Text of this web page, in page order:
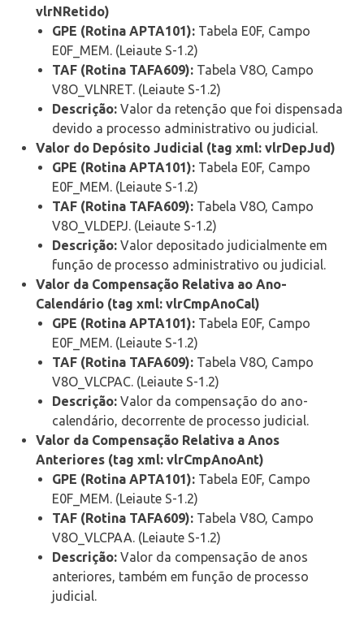
vlrNRetido)
GPE (Rotina APTA101): Tabela E0F, Campo
E0F_MEM. (Leiaute S-1.2)
TAF (Rotina TAFA609): Tabela V8O, Campo
V8O_VLNRET. (Leiaute S-1.2)
Descrição: Valor da retenção que foi dispensada
devido a processo administrativo ou judicial.
Valor do Depósito Judicial (tag xml: vlrDepJud)
GPE (Rotina APTA101): Tabela E0F, Campo
E0F_MEM. (Leiaute S-1.2)
TAF (Rotina TAFA609): Tabela V8O, Campo
V8O_VLDEPJ. (Leiaute S-1.2)
Descrição: Valor depositado judicialmente em
função de processo administrativo ou judicial.
Valor da Compensação Relativa ao Ano-
Calendário (tag xml: vlrCmpAnoCal)
GPE (Rotina APTA101): Tabela E0F, Campo
E0F_MEM. (Leiaute S-1.2)
TAF (Rotina TAFA609): Tabela V8O, Campo
V8O_VLCPAC. (Leiaute S-1.2)
Descrição: Valor da compensação do ano-
calendário, decorrente de processo judicial.
Valor da Compensação Relativa a Anos
Anteriores (tag xml: vlrCmpAnoAnt)
GPE (Rotina APTA101): Tabela E0F, Campo
E0F_MEM. (Leiaute S-1.2)
TAF (Rotina TAFA609): Tabela V8O, Campo
V8O_VLCPAA. (Leiaute S-1.2)
Descrição: Valor da compensação de anos
anteriores, também em função de processo
judicial.